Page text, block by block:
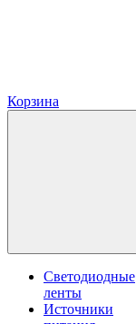
Корзина
Светодиодные
ленты
Источники